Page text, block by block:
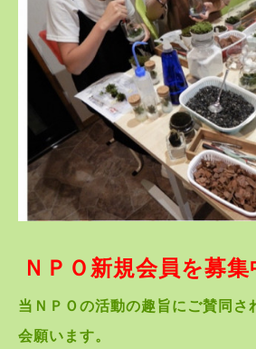
ＮＰＯ新規会員を募集
当ＮＰＯの活動の趣旨にご賛同さ
会願います。